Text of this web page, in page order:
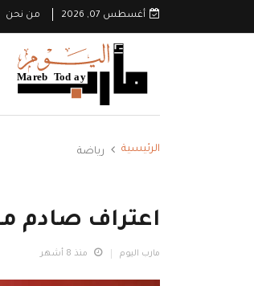
أغسطس 07, 2026 من نحن
الرئيسية رياضة
اعتراف صادم
مارب اليوم منذ 8 أشهر